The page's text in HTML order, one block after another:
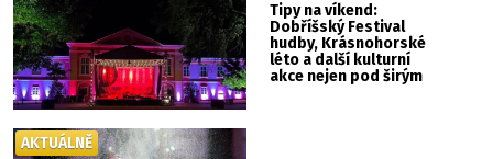
Tipy na víkend:
Dobříšský Festival
hudby, Krásnohorské
léto a další kulturní
akce nejen pod širým
AKTUÁLNĚ